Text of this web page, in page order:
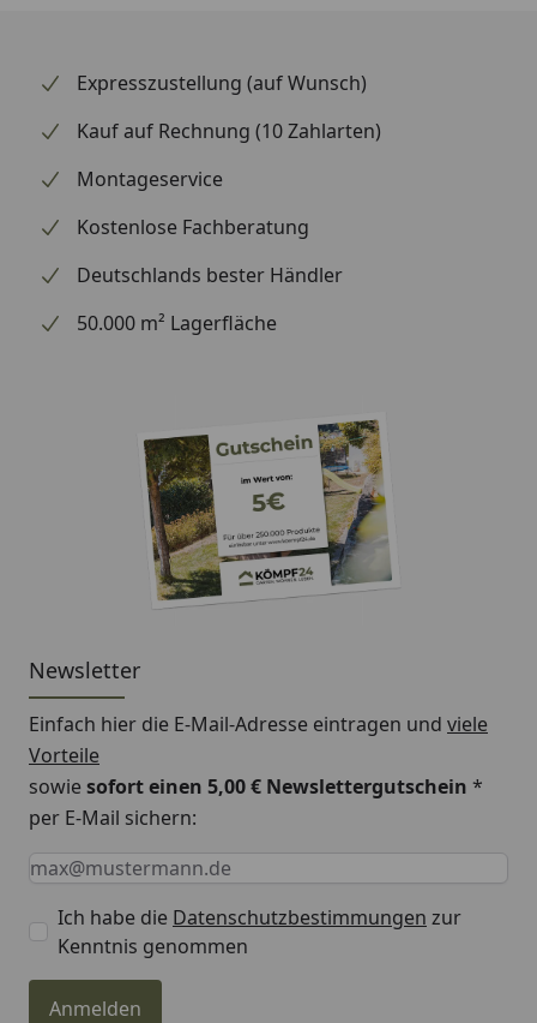
Expresszustellung (auf Wunsch)
Kauf auf Rechnung (10 Zahlarten)
Montageservice
Kostenlose Fachberatung
Deutschlands bester Händler
50.000 m² Lagerfläche
Newsletter
Einfach hier die E-Mail-Adresse eintragen und viele
Vorteile
sowiesofort einen 5,00 € Newslettergutschein *
per E-Mail sichern:
Keine Eingabe erforderlich
Eingabe erforderlich
E-Mail *
Ich habe die Datenschutzbestimmungen zur
Kenntnis genommen
Anmelden